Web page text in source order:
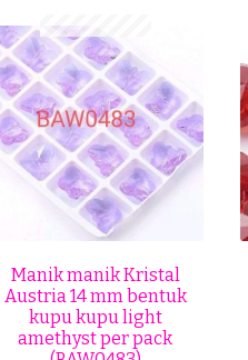
Manik manik Kristal
Austria 14 mm bentuk
kupu kupu light
amethyst per pack